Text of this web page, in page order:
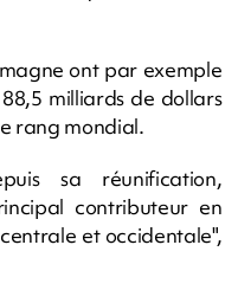
ont par exemple
milliards de dollars
rang mondial.
sa réunification,
contributeur en
et occidentale",